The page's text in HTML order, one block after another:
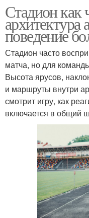
Стадион как
архитектура
поведение
Стадион часто
матча, но для
Высота ярусов,
и маршруты внутри
смотрит игру, как
включается в общий